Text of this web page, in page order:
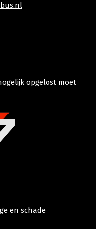
opgelost moet
en schade